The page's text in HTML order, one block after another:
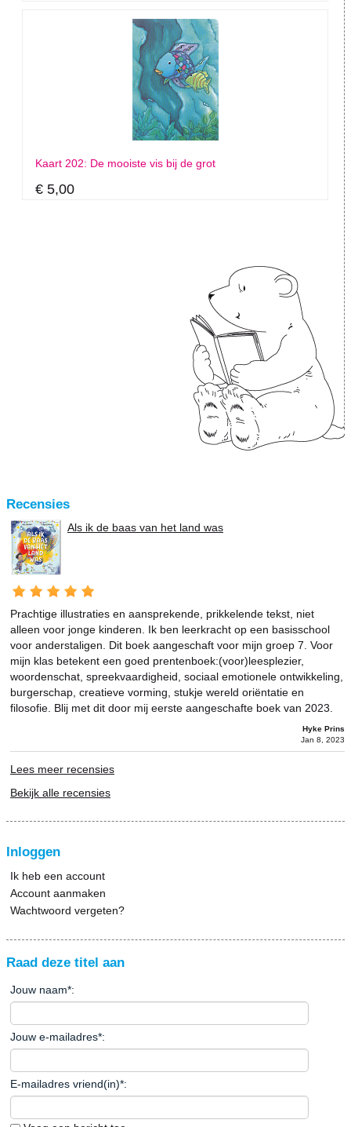
Kaart 202: De mooiste vis bij de grot
€ 5,00
Recensies
Als ik de baas van het land was
Prachtige illustraties en aansprekende, prikkelende tekst, niet
alleen voor jonge kinderen. Ik ben leerkracht op een basisschool
voor anderstaligen. Dit boek aangeschaft voor mijn groep 7. Voor
mijn klas betekent een goed prentenboek:(voor)leesplezier,
woordenschat, spreekvaardigheid, sociaal emotionele ontwikkeling,
burgerschap, creatieve vorming, stukje wereld oriëntatie en
filosofie. Blij met dit door mij eerste aangeschafte boek van 2023.
Hyke Prins
Jan 8, 2023
Lees meer recensies
Bekijk alle recensies
Inloggen
Ik heb een account
Account aanmaken
Wachtwoord vergeten?
Raad deze titel aan
Jouw naam*:
Jouw e-mailadres*:
E-mailadres vriend(in)*: